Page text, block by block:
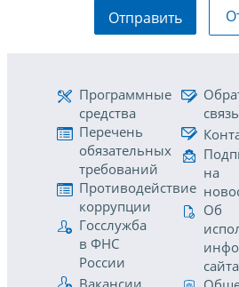
Отправить
Программные
средства
Перечень
обязательных
требований
Противодействие
коррупции
Госслужба
в ФНС
России
Вакансии
связь
на
Об
сайта